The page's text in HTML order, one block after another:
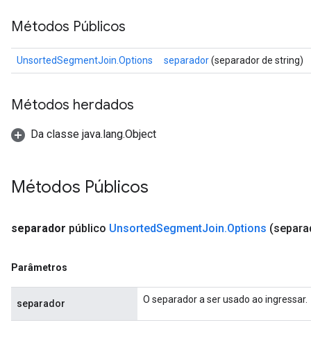
Métodos Públicos
UnsortedSegmentJoin.Options separador(separador de string)
Métodos herdados
Da classe java.lang.Object
Métodos Públicos
separador público UnsortedSegmentJoin.Options
Parâmetros
separador O separador a ser usado ao ingressar.